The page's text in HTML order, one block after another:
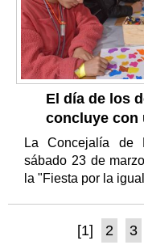
El día de los
concluye con
La Concejalía de
sábado 23 de
la "Fiesta por la
[1] 2 3